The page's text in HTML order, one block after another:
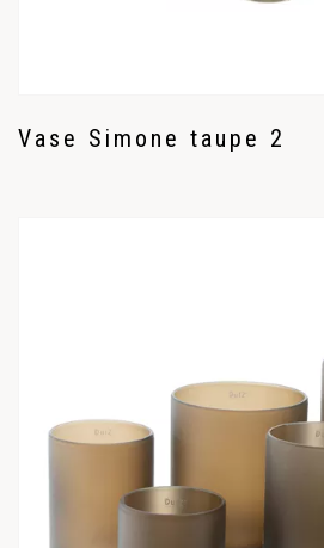
Vase Simone taupe 2